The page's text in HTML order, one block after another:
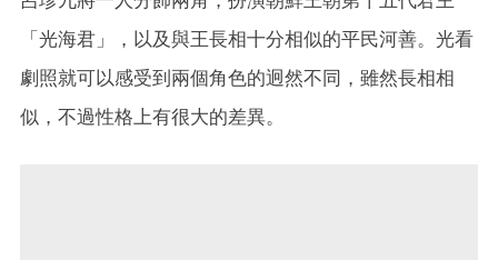
「光海君」，以及與王長相十分相似的平民河善。光看
劇照就可以感受到兩個角色的迥然不同，雖然長相相
似，不過性格上有很大的差異。